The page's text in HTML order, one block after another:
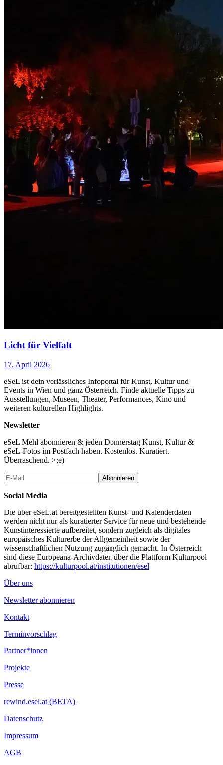
Licht für Vielfalt
17. April 2026
eSeL ist dein verlässliches Infoportal für Kunst, Kultur und
Events in Wien und ganz Österreich. Finde aktuelle Tipps zu
Ausstellungen, Museen, Theater, Performances, Kino und
weiteren kulturellen Highlights.
Newsletter
eSeL Mehl abonnieren & jeden Donnerstag Kunst, Kultur &
eSeL-Fotos im Postfach haben. Kostenlos. Kuratiert.
Überraschend. >;e)
Abonnieren
Social Media
Die über eSeL.at bereitgestellten Kunst- und Kalenderdaten
werden nicht nur als kuratierter Service für neue und bestehende
Kunstinteressierte aufbereitet, sondern zugleich als digitales
europäisches Kulturerbe der Allgemeinheit sowie der
wissenschaftlichen Nutzung zugänglich gemacht. In Österreich
sind diese Europeana-Archivdaten über die Plattform Kulturpool
abrufbar: https://kulturpool.at/institutionen/esel
Über uns
Newsletter abonnieren
Kontakt
Terminvorschlag
Partner*innen
Projekte
Presse
rewind.esel.at (BETA)
Datenschutz
Impressum
AGB